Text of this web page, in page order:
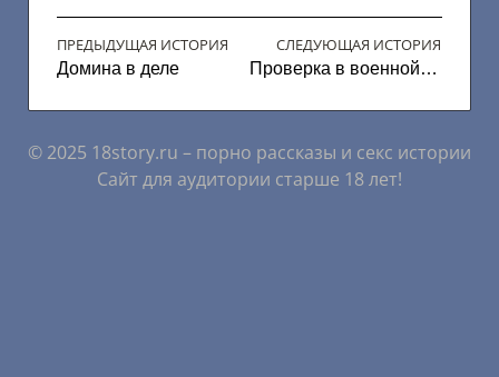
ПРЕДЫДУЩАЯ ИСТОРИЯ
Домина в деле
СЛЕДУЮЩАЯ ИСТОРИЯ
Проверка в военной части
© 2025 18story.ru – порно рассказы и секс истории
Сайт для аудитории старше 18 лет!